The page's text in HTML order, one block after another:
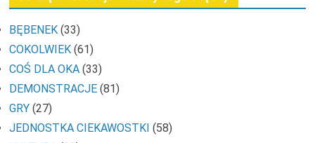
BĘBENEK (33)
COKOLWIEK (61)
COŚ DLA OKA (33)
DEMONSTRACJE (81)
GRY (27)
JEDNOSTKA CIEKAWOSTKI (58)